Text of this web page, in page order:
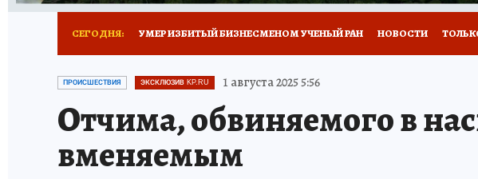
СЕГОДНЯ: УМЕР ИЗБИТЫЙ БИЗНЕСМЕНОМ УЧЕНЫЙ РАН НОВОСТИ
ЗАПОВЕДНАЯ РОССИЯ ПРОИСШЕСТВИЯ
ПРОИСШЕСТВИЯ ЭКСКЛЮЗИВ KP.RU 1 августа 2025 5:56
Отчима, обвиняемого в
вменяемым